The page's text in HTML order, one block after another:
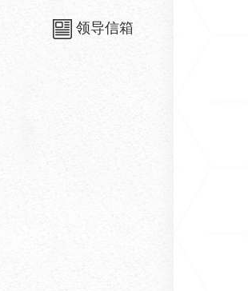
领导信箱